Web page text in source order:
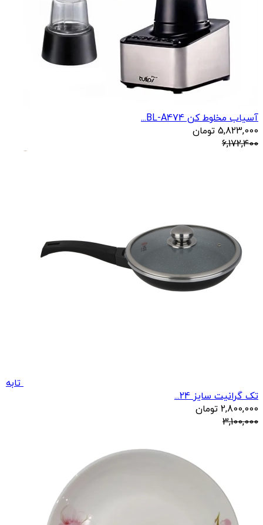
آسیاب مخلوط کن BL-A474...
5,823,000 تومان
6,172,400
تابه
تک گرانیت سایز 24...
2,800,000 تومان
3,100,000